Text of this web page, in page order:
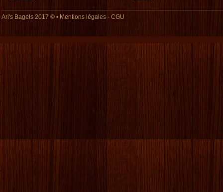
Ari's Bagels2017 © • Mentions légales- CGU